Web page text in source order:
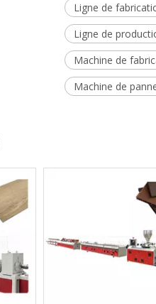
Ligne de
Ligne de
Machine de
Machine de